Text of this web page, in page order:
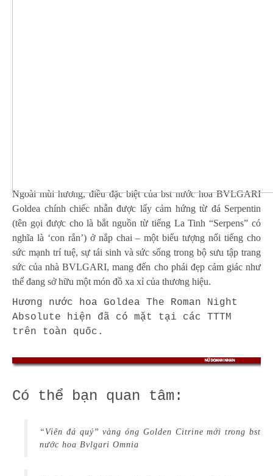
Ngoài mùi hương, điều đặc biệt của bst nước hoa BVLGARI
Goldea chính chiếc nhẫn được lấy cảm hứng từ đá Serpentin
(tên gọi được cho là bắt nguồn từ tiếng La Tinh “Serpens” có
nghĩa là ‘con rắn’) ở nắp chai – một biểu tượng nổi tiếng cho
sức mạnh trí tuệ, sự tái sinh và sức sống trong bộ sưu tập trang
sức của nhà BVLGARI, mang đến cho phái đẹp cảm giác như
thể đang sở hữu một món đồ xa xỉ của thương hiệu.
Hương nước hoa Goldea The Roman Night
Absolute hiện đã có mặt tại các TTTM
trên toàn quốc.
Có thể bạn quan tâm:
“Viên đá quý” vàng óng Golden Citrine mới trong bst
nước hoa Bvlgari Omnia